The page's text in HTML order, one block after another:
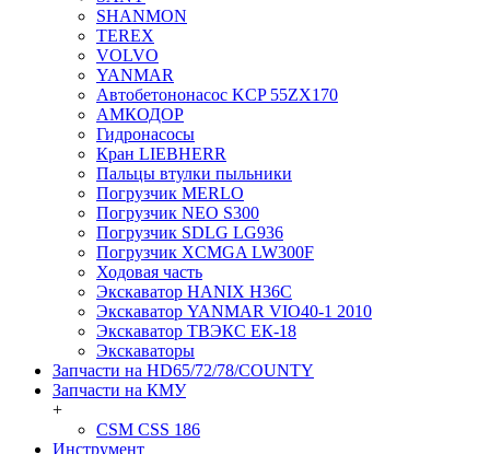
SHANMON
TEREX
VOLVO
YANMAR
Автобетононасос KCP 55ZX170
АМКОДОР
Гидронасосы
Кран LIEBHERR
Пальцы втулки пыльники
Погрузчик MERLO
Погрузчик NEO S300
Погрузчик SDLG LG936
Погрузчик XCMGA LW300F
Ходовая часть
Экскаватор HANIX H36C
Экскаватор YANMAR VIO40-1 2010
Экскаватор ТВЭКС ЕК-18
Экскаваторы
Запчасти на HD65/72/78/COUNTY
Запчасти на КМУ
+
CSM CSS 186
Инструмент